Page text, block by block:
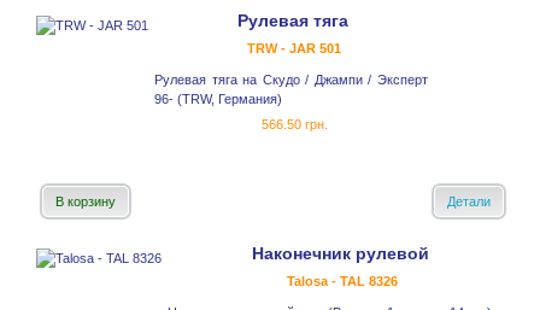
Рулевая тяга
TRW - JAR 501
Рулевая тяга на Скудо / Джампи / Эксперт
96- (TRW, Германия)
566.50 грн.
В корзину Детали
Наконечник рулевой
Talosa - TAL 8326